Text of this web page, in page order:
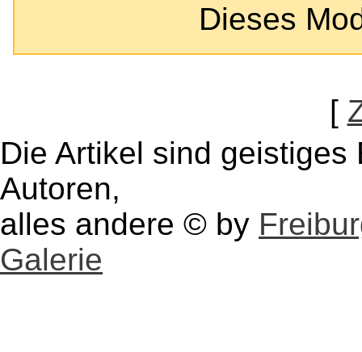
Dieses
[
Die Artikel sind
Autoren,
alles andere © by
Galerie